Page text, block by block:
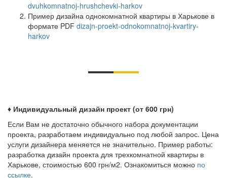
dvuhkomnatnoj-hrushchevki-harkov
Пример дизайна однокомнатной квартиры в Харькове в
формате PDF dizajn-proekt-odnokomnatnoj-kvartiry-
harkov
♦ Индивидуальный дизайн проект (от 600 грн)
Если Вам не достаточно обычного набора документации
проекта, разработаем индивидуально под любой запрос. Цена
услуги дизайнера меняется не значительно. Пример работы:
разработка дизайн проекта для трехкомнатной квартиры в
Харькове, стоимостью 600 грн/м2. Ознакомиться можно по
ссылке.